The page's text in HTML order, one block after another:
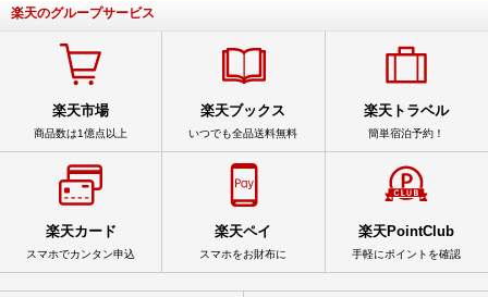
楽天のグループサービス
楽天市場
商品数は1億点以上
楽天ブックス
いつでも全品送料無料
楽天トラベル
簡単宿泊予約！
楽天カード
スマホでカンタン申込
楽天ペイ
スマホをお財布に
楽天PointClub
手軽にポイントを確認